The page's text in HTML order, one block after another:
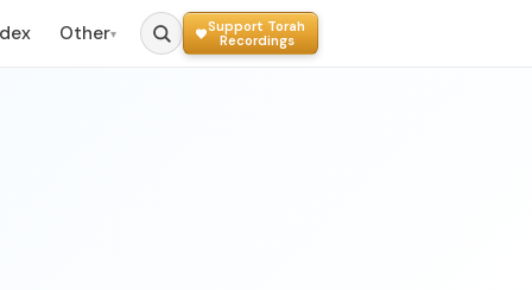
Other▾
Support Torah
Recordings